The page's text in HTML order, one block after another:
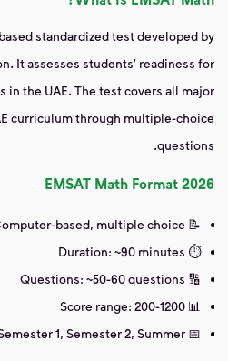
standardized test developed by
It assesses students' readiness for
the UAE. The test covers all major
curriculum through multiple-choice
questions.
EMSAT Math Format 2026
📝 Format: Computer-based, multiple choice
⏱️ Duration: ~90 minutes
🔢 Questions: ~50-60 questions
📊 Score range: 200-1200
📅 Sessions: Semester 1, Semester 2, Summer